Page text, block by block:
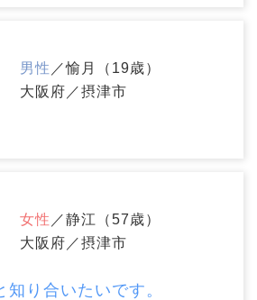
男性 ／愉月（19歳）
大阪府／摂津市
女性 ／静江（57歳）
大阪府／摂津市
知り合いたいです。